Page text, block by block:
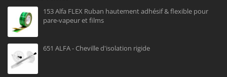
153 Alfa FLEX Ruban hautement adhésif & flexible pour
pare-vapeur et films
651 ALFA - Cheville d'isolation rigide